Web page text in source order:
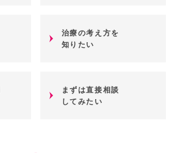
治療の考え方を
知りたい
まずは直接相談
してみたい